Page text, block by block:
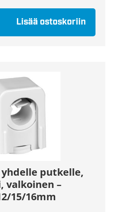
Lisää ostoskoriin
putkelle,
valkoinen –
15/16mm